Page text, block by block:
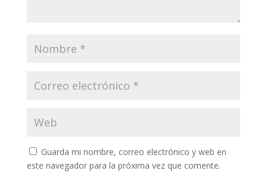
Guarda mi nombre, correo electrónico y web en
este navegador para la próxima vez que comente.